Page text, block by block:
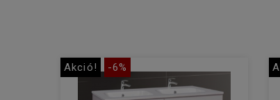
Akció! -6%